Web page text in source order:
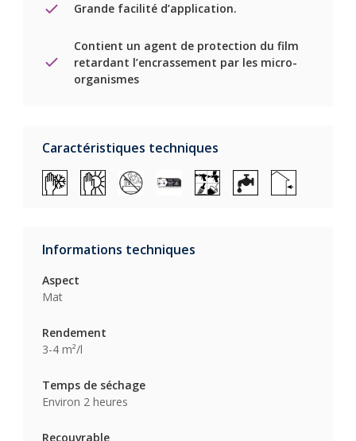
Grande facilité d’application.
Contient un agent de protection du film
retardant l’encrassement par les micro-
organismes
Caractéristiques techniques
Informations techniques
Aspect
Mat
Rendement
3-4 m²/l
Temps de séchage
Environ 2 heures
Recouvrable